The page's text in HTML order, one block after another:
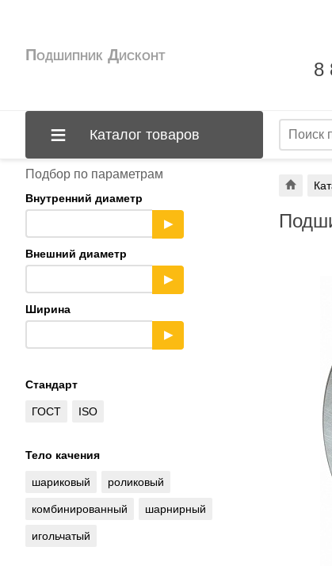
Подбор по параметрам
Внутренний диаметр
▶
Внешний диаметр
▶
Ширина
▶
Стандарт
ГОСТ ISO
Тело качения
шариковый роликовый
комбинированный шарнирный
игольчатый
Подшипник Дисконт
8
Каталог товаров